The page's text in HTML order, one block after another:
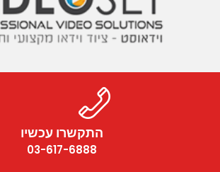
התקשרו עכשיו
03-617-6888